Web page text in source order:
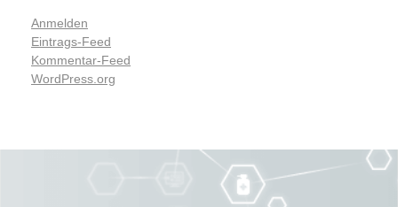
Anmelden
Eintrags-Feed
Kommentar-Feed
WordPress.org